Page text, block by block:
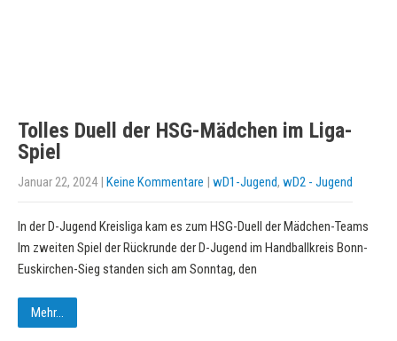
Tolles Duell der HSG-Mädchen im Liga-
Spiel
Januar 22, 2024| Keine Kommentare | wD1-Jugend, wD2 - Jugend
In der D-Jugend Kreisliga kam es zum HSG-Duell der Mädchen-Teams
Im zweiten Spiel der Rückrunde der D-Jugend im Handballkreis Bonn-
Euskirchen-Sieg standen sich am Sonntag, den
Mehr...